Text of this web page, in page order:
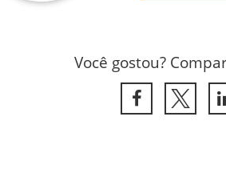
Você gostou?